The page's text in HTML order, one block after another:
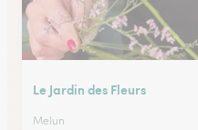
Le Jardin des Fleurs
Melun